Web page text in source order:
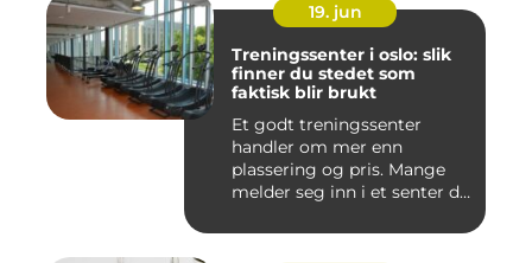
19. jun
Treningssenter i oslo: slik
finner du stedet som
faktisk blir brukt
Et godt treningssenter
handler om mer enn
plassering og pris. Mange
melder seg inn i et senter de